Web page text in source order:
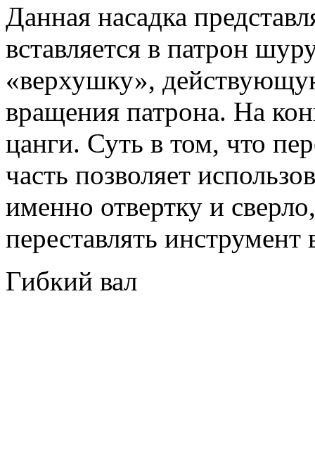
Данная насадка
вставляется в патрон
«верхушку»,
вращения патрона. На
цанги. Суть в том, что
часть позволяет
именно отвертку и
переставлять инструмент
Гибкий вал